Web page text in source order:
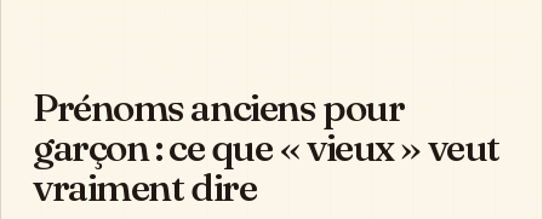
Prénoms anciens pour
garçon : ce que « vieux » veut
vraiment dire